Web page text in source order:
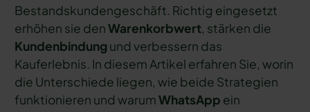
Bestandskundengeschäft. Richtig eingesetzt
erhöhen sie denWarenkorbwert, stärken die
Kundenbindung und verbessern das
Kauferlebnis. In diesem Artikel erfahren Sie, worin
die Unterschiede liegen, wie beide Strategien
funktionieren und warumWhatsApp ein